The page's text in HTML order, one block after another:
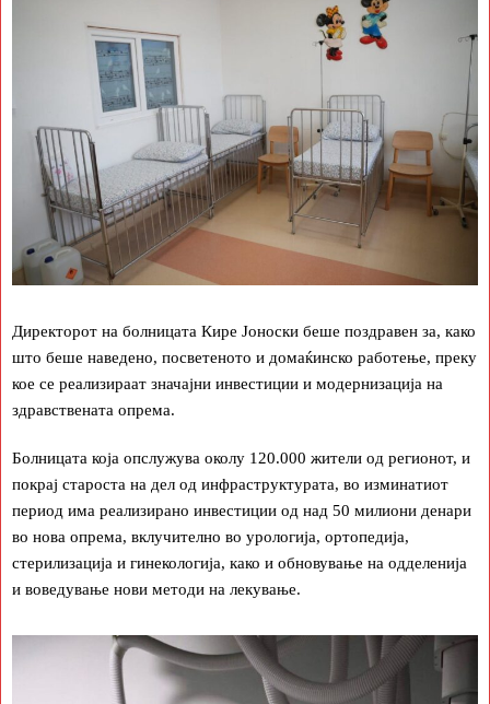
Директорот на болницата Кире Јоноски беше поздравен за, како
што беше наведено, посветеното и домаќинско работење, преку
кое се реализираат значајни инвестиции и модернизација на
здравствената опрема.
Болницата која опслужува околу 120.000 жители од регионот, и
покрај староста на дел од инфраструктурата, во изминатиот
период има реализирано инвестиции од над 50 милиони денари
во нова опрема, вклучително во урологија, ортопедија,
стерилизација и гинекологија, како и обновување на одделенија
и воведување нови методи на лекување.